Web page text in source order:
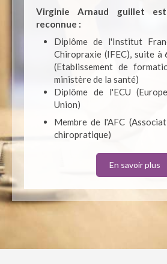
Virginie Arnaud guillet
reconnue :
Diplôme de l'Institut
Chiropraxie (IFEC), suite à
(Etablissement de
ministère de la santé)
Diplôme de l'ECU
Union)
Membre de l'AFC
chiropratique)
En savoir plus